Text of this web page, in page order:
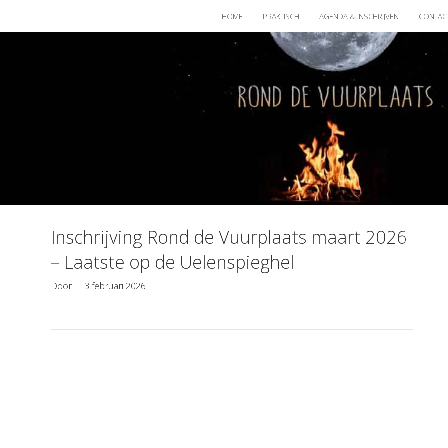
HOME PRAKTISCH AGENDA & INSCHRIJVEN
Inschrijving Rond de Vuurplaats maart 2026
– Laatste op de Uelenspieghel
Door | 3 februari 2026
–